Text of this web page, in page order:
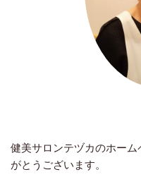
健美サロンテヅカのホー
がとうございます。